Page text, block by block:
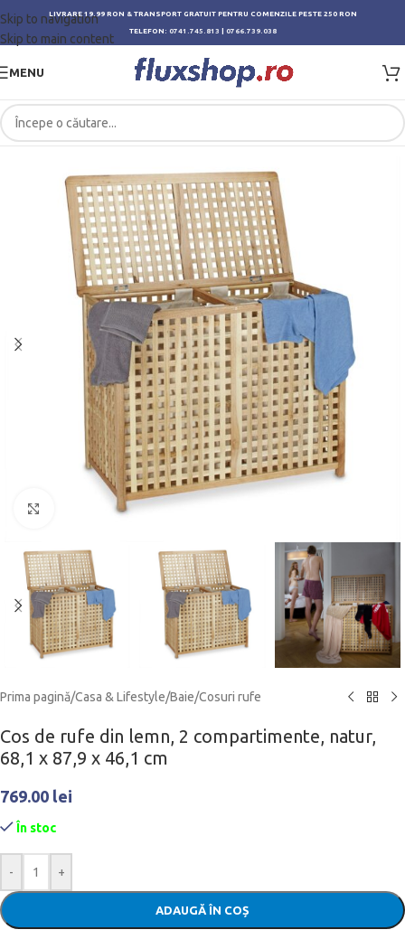
Skip to navigation
Skip to main content
LIVRARE 19.99 RON & TRANSPORT GRATUIT PENTRU COMENZILE PESTE 250 RON
TELEFON: 0741.745.813 0766.739.038
MENU
Click to enlarge
Prima pagină/Casa & Lifestyle/Baie/Cosuri rufe
Cos de rufe din lemn, 2 compartimente, natur,
68,1 x 87,9 x 46,1 cm
769.00 lei
În stoc
- +
ADAUGĂ ÎN COȘ